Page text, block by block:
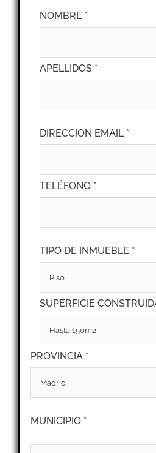
NOMBRE *
APELLIDOS *
DIRECCION EMAIL *
TELÉFONO *
TIPO DE INMUEBLE *
SUPERFICIE
PROVINCIA *
MUNICIPIO *